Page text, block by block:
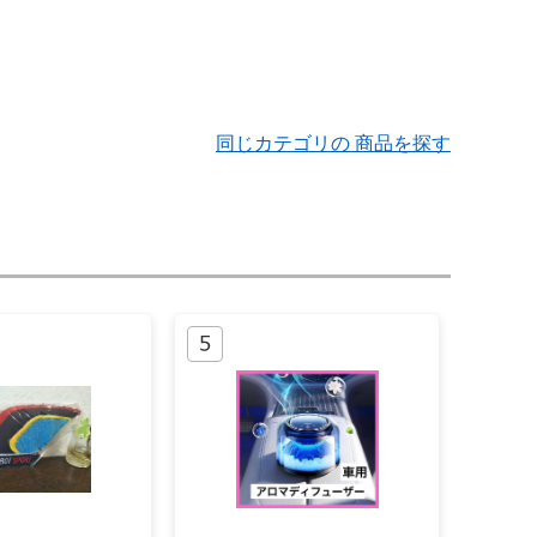
同じカテゴリの 商品を探す